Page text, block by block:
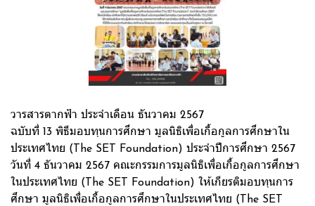
วารสารตากฟ้า ประจำเดือน ธันวาคม 2567
ฉบับที่ 13 พิธีมอบทุนการศึกษา มูลนิธิเพื่อเกื้อกูลการศึกษาใน
ประเทศไทย (The SET Foundation) ประจำปีการศึกษา 2567
วันที่ 4 ธันวาคม 2567 คณะกรรมการมูลนิธิเพื่อเกื้อกูลการศึกษา
ในประเทศไทย (The SET Foundation) ให้เกียรติมอบทุนการ
ศึกษา มูลนิธิเพื่อเกื้อกูลการศึกษาในประเทศไทย (The SET